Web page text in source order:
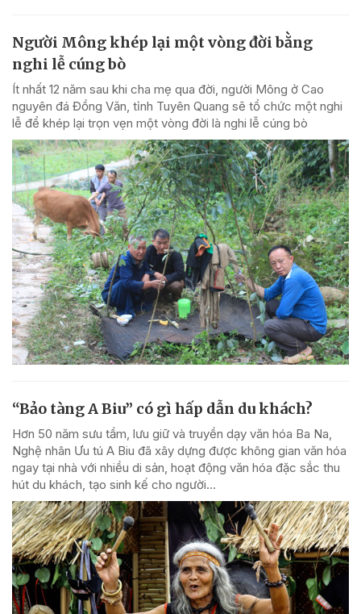
Người Mông khép lại một vòng đời bằng
nghi lễ cúng bò
Ít nhất 12 năm sau khi cha mẹ qua đời, người Mông ở Cao
nguyên đá Đồng Văn, tỉnh Tuyên Quang sẽ tổ chức một nghi
lễ để khép lại trọn vẹn một vòng đời là nghi lễ cúng bò
“Bảo tàng A Biu” có gì hấp dẫn du khách?
Hơn 50 năm sưu tầm, lưu giữ và truyền dạy văn hóa Ba Na,
Nghệ nhân Ưu tú A Biu đã xây dựng được không gian văn hóa
ngay tại nhà với nhiều di sản, hoạt động văn hóa đặc sắc thu
hút du khách, tạo sinh kế cho người...